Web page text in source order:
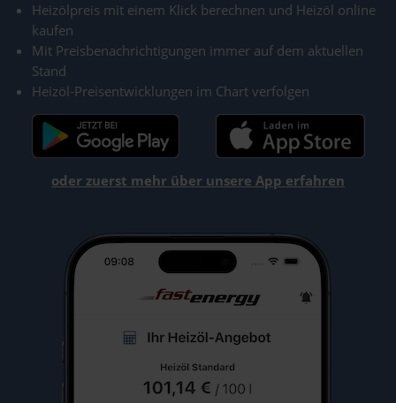
Heizölpreis mit einem Klick berechnen und Heizöl online
kaufen
Mit Preisbenachrichtigungen immer auf dem aktuellen
Stand
Heizöl-Preisentwicklungen im Chart verfolgen
oder zuerst mehr über unsere App erfahren